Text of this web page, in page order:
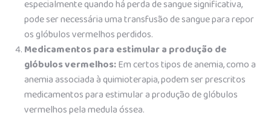
especialmente quando há perda de sangue significativa,
pode ser necessária uma transfusão de sangue para repor
os glóbulos vermelhos perdidos.
Medicamentos para estimular a produção de
glóbulos vermelhos:Em certos tipos de anemia, como a
anemia associada à quimioterapia, podem ser prescritos
medicamentos para estimular a produção de glóbulos
vermelhos pela medula óssea.